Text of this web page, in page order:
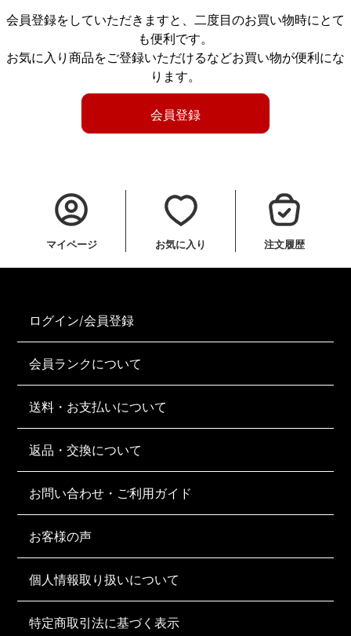
会員登録をしていただきますと、二度目のお買い物時にとて
も便利です。
お気に入り商品をご登録いただけるなどお買い物が便利にな
ります。
会員登録
マイページ お気に入り 注文履歴
ログイン/会員登録
会員ランクについて
送料・お支払いについて
返品・交換について
お問い合わせ・ご利用ガイド
お客様の声
個人情報取り扱いについて
特定商取引法に基づく表示